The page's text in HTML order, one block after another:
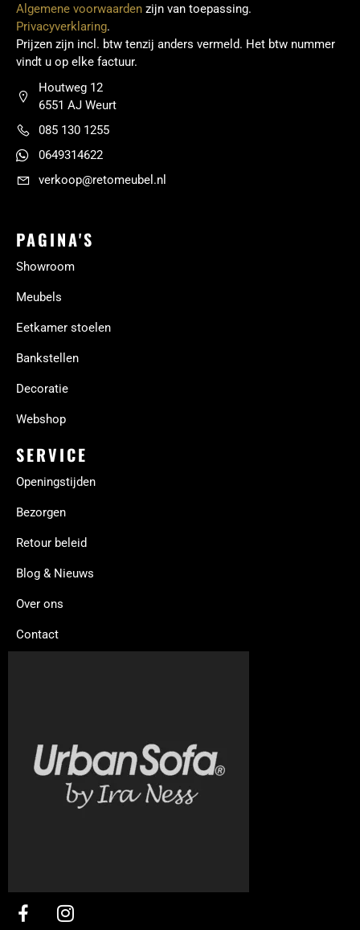
Algemene voorwaarden zijn van toepassing.
Privacyverklaring.
Prijzen zijn incl. btw tenzij anders vermeld. Het btw nummer
vindt u op elke factuur.
Houtweg 12
6551 AJ Weurt
085 130 1255
0649314622
verkoop@retomeubel.nl
PAGINA'S
Showroom
Meubels
Eetkamer stoelen
Bankstellen
Decoratie
Webshop
SERVICE
Openingstijden
Bezorgen
Retour beleid
Blog & Nieuws
Over ons
Contact